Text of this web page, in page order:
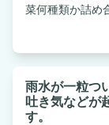
菜何種類か詰め
雨水が一粒つ
吐き気などが
す。